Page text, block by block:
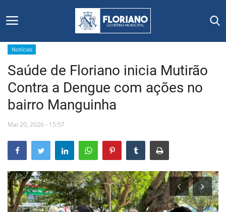
Início
Editais
Floriano
Secretarias e Órgãos
Mural de Licitações
Notícias
Notícias
Saúde de Floriano inicia Mutirão
Contra a Dengue com ações no
bairro Manguinha
Mai 20, 2026 - 15:57